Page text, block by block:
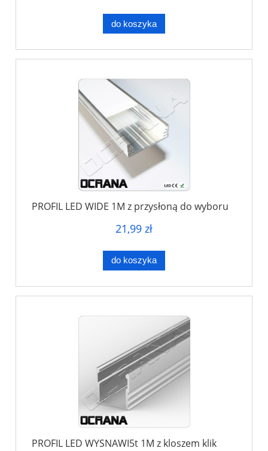
do koszyka
PROFIL LED WIDE 1M z przysłoną do wyboru
21,99 zł
do koszyka
PROFIL LED WYSNAWI5t 1M z kloszem klik